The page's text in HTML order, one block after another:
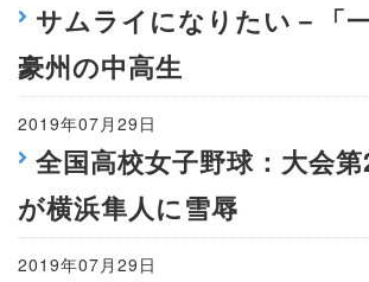
サムライになりたい－「
豪州の中高生
2019年07月29日
全国高校女子野球：大会
が横浜隼人に雪辱
2019年07月29日